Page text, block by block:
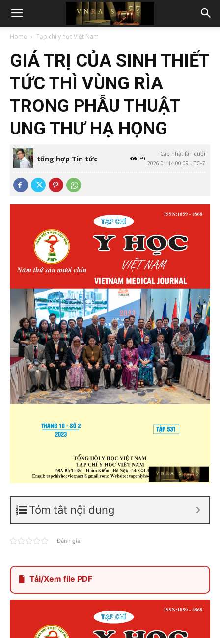
Home Tạp chí y học Việt Nam
GIÁ TRỊ CỦA SINH THIẾT
TỨC THÌ VÙNG RÌA
TRONG PHẪU THUẬT
UNG THƯ HẠ HỌNG
tổng hợp Tin tức
Cập nhật lần cuối
2026-01-14 00:09 UTC+7
59
Tóm tắt nội dung
Đánh giá
Tải/Xem file PDF